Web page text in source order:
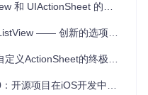
两种方式进行事件处
，但根据其依赖的API来
学者还是经验丰富的开发
UIActionSheet 的按钮事件
—— 创新的选项选择UI
的终极解决方案
目在iOS开发中的应用案例